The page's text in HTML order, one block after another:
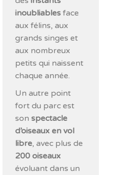
inoubliables face
aux félins, aux
grands singes et
aux nombreux
petits qui naissent
chaque année.
Un autre point
fort du parc est
sonspectacle
d’oiseaux en vol
libre, avec plus de
200 oiseaux
évoluant dans un